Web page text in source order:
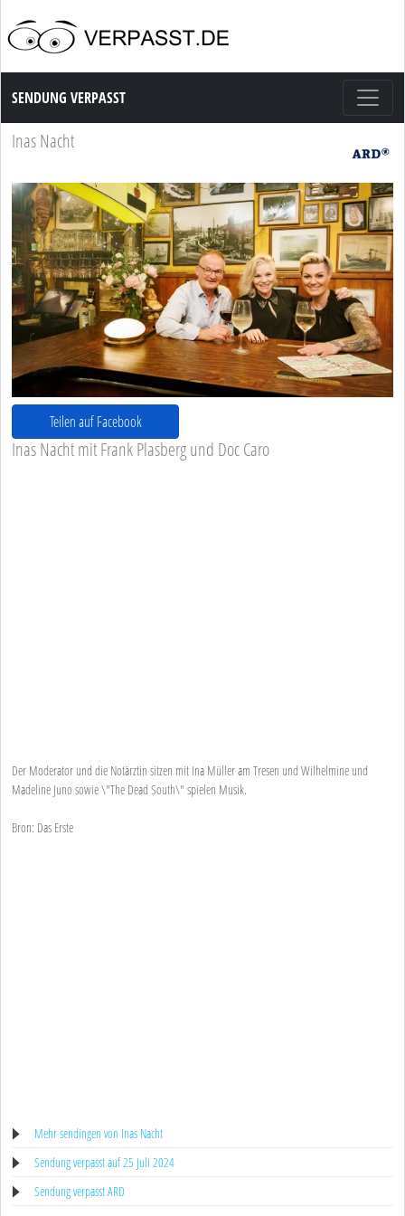
Sendung Verpasst
SENDUNG VERPASST
Inas Nacht
Teilen auf Facebook
Inas Nacht mit Frank Plasberg und Doc Caro
Der Moderator und die Notärztin sitzen mit Ina Müller am Tresen und Wilhelmine und
Madeline Juno sowie \"The Dead South\" spielen Musik.
Bron: Das Erste
Mehr sendingen von Inas Nacht
Sendung verpasst auf 25 Juli 2024
Sendung verpasst ARD